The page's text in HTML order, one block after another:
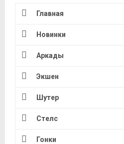
Главная
Новинки
Аркады
Экшен
Шутер
Стелс
Гонки